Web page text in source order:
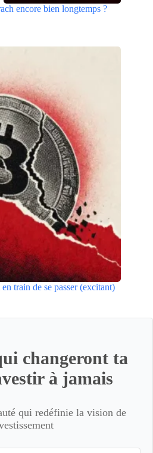
encore bien longtemps ?
train de se passer (excitant)
changeront ta
à jamais
qui redéfinie la vision de